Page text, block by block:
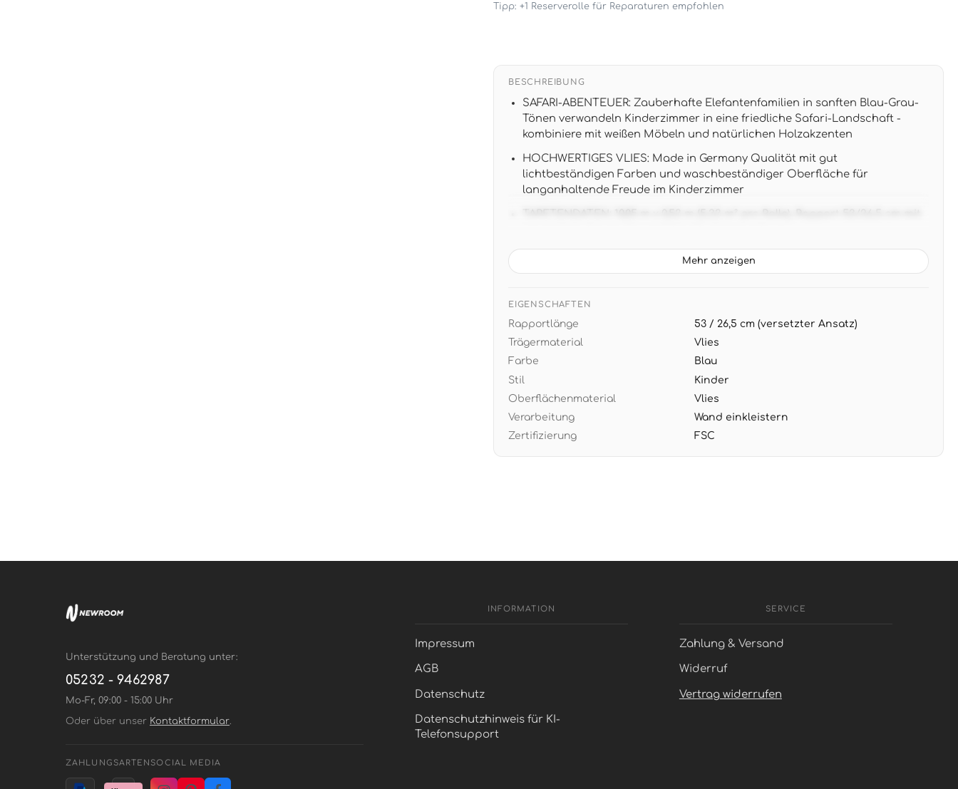
Tipp: +1 Reserverolle für Reparaturen empfohlen
BESCHREIBUNG
SAFARI-ABENTEUER: Zauberhafte Elefantenfamilien in sanften Blau-Grau-
Tönen verwandeln Kinderzimmer in eine friedliche Safari-Landschaft -
kombiniere mit weißen Möbeln und natürlichen Holzakzenten
HOCHWERTIGES VLIES: Made in Germany Qualität mit gut
lichtbeständigen Farben und waschbeständiger Oberfläche für
langanhaltende Freude im Kinderzimmer
KINDGERECHTES DESIGN: Liebevolle Safari-Szenen in beruhigenden
Pastelltönen schaffen eine traumhafte Atmosphäre - ideal zu
EINFACHE VERARBEITUNG: Wand einkleistern, Tapete aufbringen - nach
Jahren restlos trocken abziehbar ohne Rückstände an der Wand
Mehr anzeigen
EIGENSCHAFTEN
Rapportlänge
53 / 26,5 cm (versetzter Ansatz)
Trägermaterial
Vlies
Farbe
Blau
Stil
Kinder
Oberflächenmaterial
Vlies
Verarbeitung
Wand einkleistern
Zertifizierung
FSC
Unterstützung und Beratung unter:
05232 - 9462987
Mo-Fr, 09:00 - 15:00 Uhr
Oder über unser Kontaktformular.
ZAHLUNGSARTEN SOCIAL MEDIA
INFORMATION
Impressum
AGB
Datenschutz
Datenschutzhinweis für KI-
Telefonsupport
SERVICE
Zahlung & Versand
Widerruf
Vertrag widerrufen